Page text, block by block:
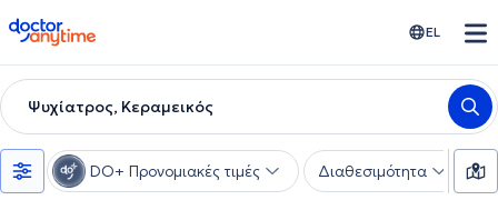
doctoranytime EL
Ψυχίατρος, Κεραμεικός
DO+ Προνομιακές τιμές Διαθεσιμότητα